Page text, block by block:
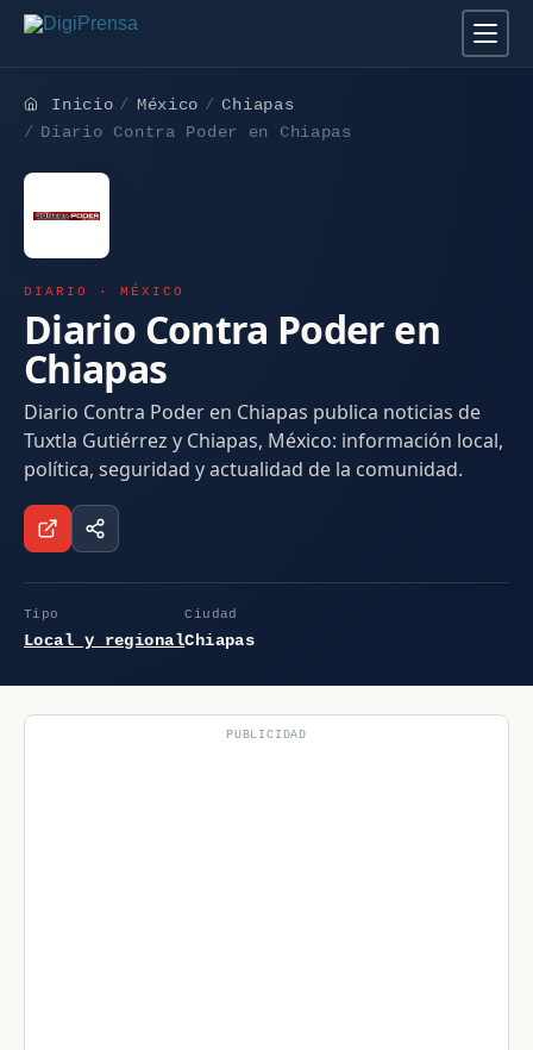
Inicio México
Chiapas
Diario Contra Poder en Chiapas
DIARIO · MÉXICO
Diario Contra Poder en
Chiapas
Diario Contra Poder en Chiapas publica noticias de
Tuxtla Gutiérrez y Chiapas, México: información local,
política, seguridad y actualidad de la comunidad.
Tipo
Local y regional
Ciudad
Chiapas
PUBLICIDAD